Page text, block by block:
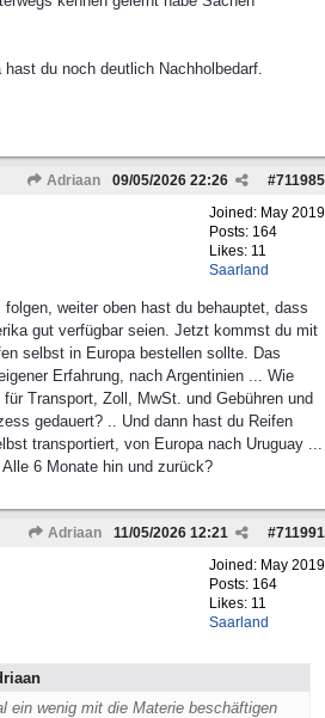
du noch deutlich Nachholbedarf.
Adriaan #711985
09/05/2026 22:26
Joined: May 2019
Posts: 164
Likes: 11
Saarland
weiter oben hast du behauptet, dass
gut verfügbar seien. Jetzt kommst du mit
selbst in Europa bestellen sollte. Das
Erfahrung, nach Argentinien ... Wie
Transport, Zoll, MwSt. und Gebühren und
gedauert? .. Und dann hast du Reifen
transportiert, von Europa nach Uruguay ...
6 Monate hin und zurück?
Adriaan #711991
11/05/2026 12:21
Joined: May 2019
Posts: 164
Likes: 11
Saarland
ein wenig mit die Materie beschäftigen